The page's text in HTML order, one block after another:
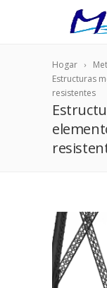
Hogar
Estructuras
resistentes